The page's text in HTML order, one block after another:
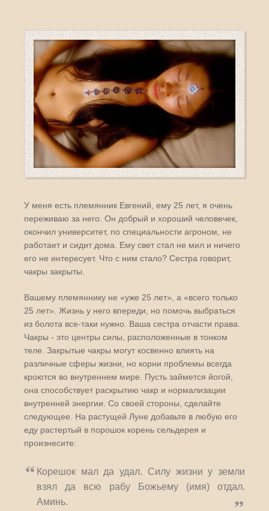
У меня есть племянник Евгений, ему 25 лет, я очень
переживаю за него. Он добрый и хороший человечек,
окончил университет, по специальности агроном, не
работает и сидит дома. Ему свет стал не мил и ничего
его не интересует. Что с ним стало? Сестра говорит,
чакры закрыты.
Вашему племяннику не «уже 25 лет», а «всего только
25 лет». Жизнь у него впереди, но помочь выбраться
из болота все-таки нужно. Ваша сестра отчасти права.
Чакры - это центры силы, расположенные в тонком
теле. Закрытые чакры могут косвенно влиять на
различные сферы жизни, но корни проблемы всегда
кроются во внутреннем мире. Пусть займется йогой,
она способствует раскрытию чакр и нормализации
внутренней энергии. Со своей стороны, сделайте
следующее. На растущей Луне добавьте в любую его
еду растертый в порошок корень сельдерея и
произнесите:
Корешок мал да удал. Силу жизни у земли
взял да всю рабу Божьему (имя) отдал.
Аминь.